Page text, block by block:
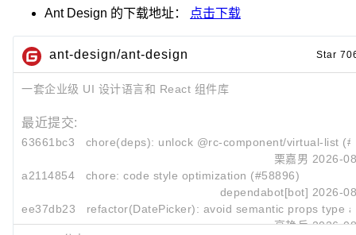
Ant Design 的下载地址： 点击下载
ant-design/ant-design Star
一套企业级 UI 设计语言和 React 组件库
最近提交:
63661bc3
chore(deps): unlock @rc-component/virtual-list
栗嘉男 2026-
a2114854
chore: code style optimization (#58896)
dependabot[bot] 2026-
ee37db23
refactor(DatePicker): avoid semantic props type
高艳兵 2026-